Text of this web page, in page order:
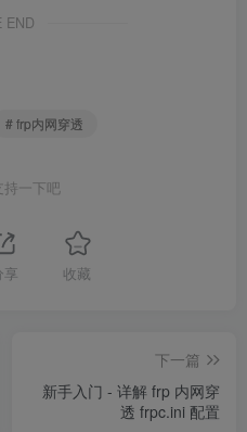
END
# frp内网穿透
持一下吧
享 收藏
下一篇
新手入门 - 详解 frp 内网穿
透 frpc.ini 配置